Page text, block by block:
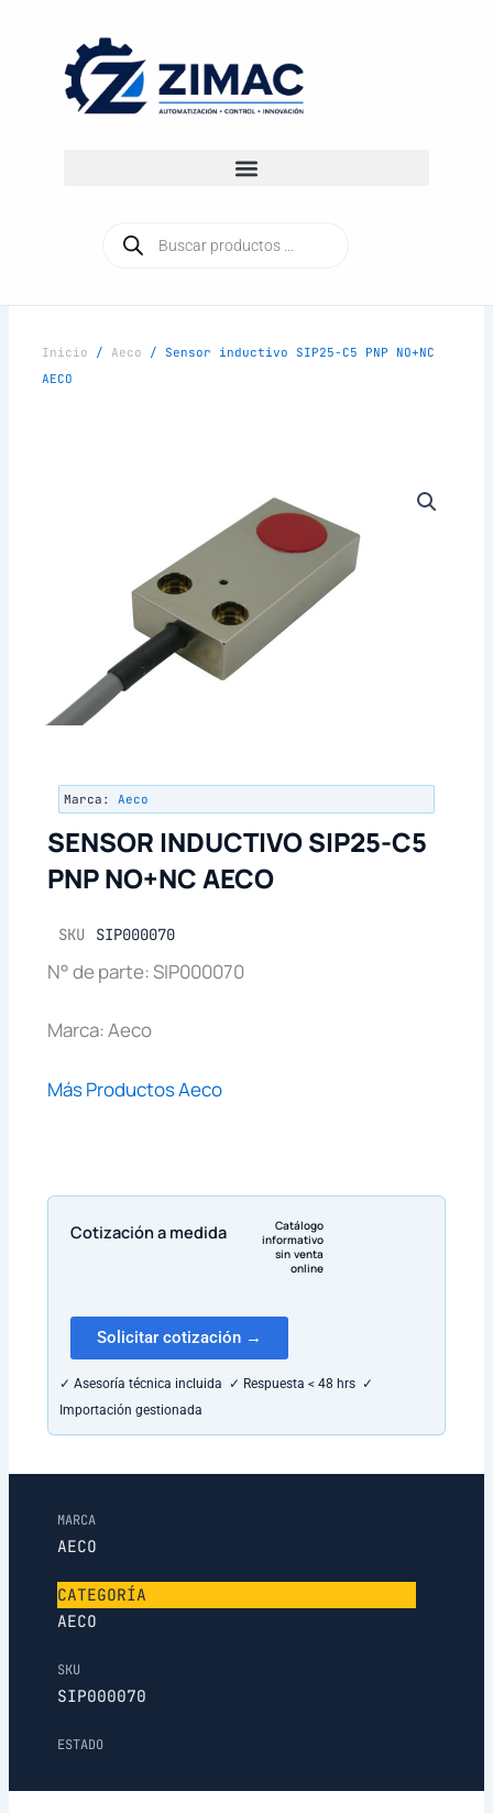
contenido
productos
Inicio / Aeco / Sensor inductivo SIP25-C5 PNP NO+NC
AECO
Marca: Aeco
SENSOR INDUCTIVO SIP25-C5
PNP NO+NC AECO
SKU SIP000070
N° de parte: SIP000070
Marca: Aeco
Más Productos Aeco
Cotización a medida
Catálogo
informativo
sin venta
online
Solicitar cotización →
✓ Asesoría técnica incluida ✓ Respuesta < 48 hrs ✓
Importación gestionada
MARCA
AECO
CATEGORÍA
AECO
SKU
SIP000070
ESTADO